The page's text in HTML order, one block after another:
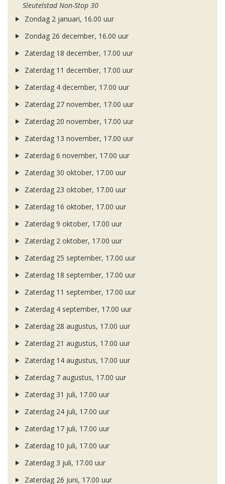
Sleutelstad Non-Stop 30
Zondag 2 januari, 16.00 uur
Zondag 26 december, 16.00 uur
Zaterdag 18 december, 17.00 uur
Zaterdag 11 december, 17.00 uur
Zaterdag 4 december, 17.00 uur
Zaterdag 27 november, 17.00 uur
Zaterdag 20 november, 17.00 uur
Zaterdag 13 november, 17.00 uur
Zaterdag 6 november, 17.00 uur
Zaterdag 30 oktober, 17.00 uur
Zaterdag 23 oktober, 17.00 uur
Zaterdag 16 oktober, 17.00 uur
Zaterdag 9 oktober, 17.00 uur
Zaterdag 2 oktober, 17.00 uur
Zaterdag 25 september, 17.00 uur
Zaterdag 18 september, 17.00 uur
Zaterdag 11 september, 17.00 uur
Zaterdag 4 september, 17.00 uur
Zaterdag 28 augustus, 17.00 uur
Zaterdag 21 augustus, 17.00 uur
Zaterdag 14 augustus, 17.00 uur
Zaterdag 7 augustus, 17.00 uur
Zaterdag 31 juli, 17.00 uur
Zaterdag 24 juli, 17.00 uur
Zaterdag 17 juli, 17.00 uur
Zaterdag 10 juli, 17.00 uur
Zaterdag 3 juli, 17.00 uur
Zaterdag 26 juni, 17.00 uur